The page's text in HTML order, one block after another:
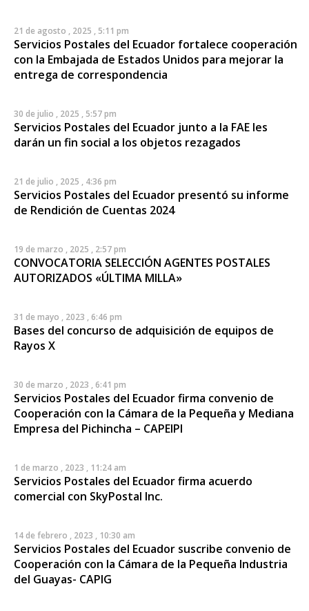
21 de agosto , 2025 , 5:11 pm
Servicios Postales del Ecuador fortalece cooperación
con la Embajada de Estados Unidos para mejorar la
entrega de correspondencia
30 de julio , 2025 , 5:57 pm
Servicios Postales del Ecuador junto a la FAE les
darán un fin social a los objetos rezagados
21 de julio , 2025 , 4:36 pm
Servicios Postales del Ecuador presentó su informe
de Rendición de Cuentas 2024
19 de marzo , 2025 , 2:57 pm
CONVOCATORIA SELECCIÓN AGENTES POSTALES
AUTORIZADOS «ÚLTIMA MILLA»
31 de mayo , 2023 , 6:46 pm
Bases del concurso de adquisición de equipos de
Rayos X
30 de marzo , 2023 , 6:41 pm
Servicios Postales del Ecuador firma convenio de
Cooperación con la Cámara de la Pequeña y Mediana
Empresa del Pichincha – CAPEIPI
1 de marzo , 2023 , 11:24 am
Servicios Postales del Ecuador firma acuerdo
comercial con SkyPostal Inc.
14 de febrero , 2023 , 10:30 am
Servicios Postales del Ecuador suscribe convenio de
Cooperación con la Cámara de la Pequeña Industria
del Guayas- CAPIG